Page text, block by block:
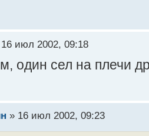
июл 2002, 09:18
один сел на плечи
» 16 июл 2002, 09:23